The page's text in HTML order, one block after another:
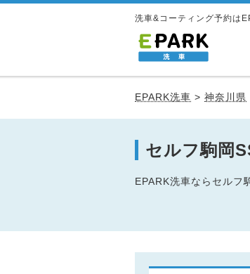
洗車&コーティング予約は
EPARK洗車 > 神奈川県
セルフ駒岡
EPARK洗車ならセルフ